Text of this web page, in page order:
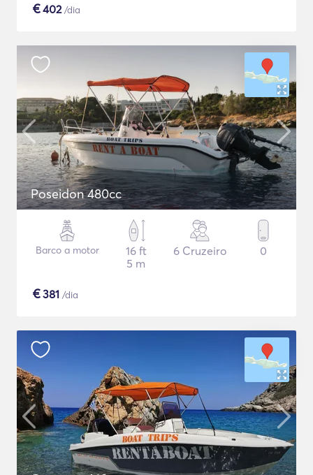
€402/dia
Poseidon 480cc
Barco a motor
16 ft
5 m
6 Cruzeiro 0
€381 /dia